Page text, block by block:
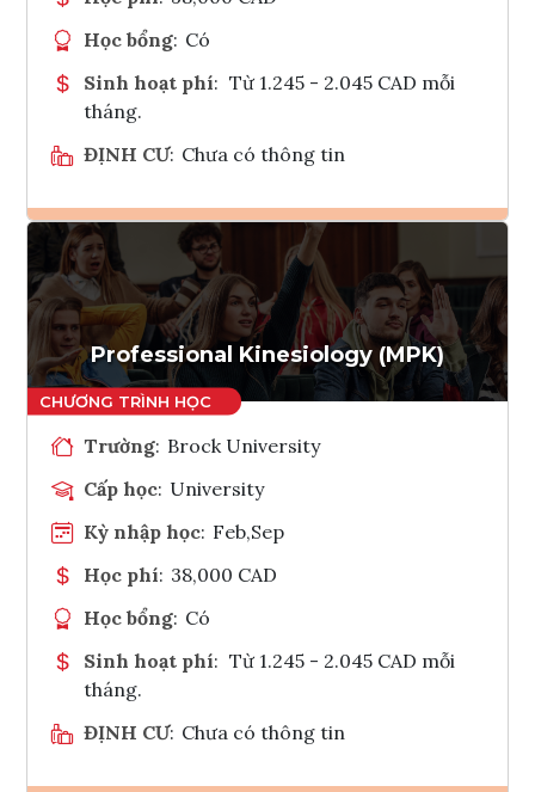
Học bổng: Có
Sinh hoạt phí: Từ 1.245 - 2.045 CAD mỗi
tháng.
ĐỊNH CƯ: Chưa có thông tin
Ghi danh
Tham vấn Interlink
Professional Kinesiology (MPK)
Trường: Brock University
Cấp học: University
Kỳ nhập học: Feb,Sep
Học phí: 38,000 CAD
Học bổng: Có
Sinh hoạt phí: Từ 1.245 - 2.045 CAD mỗi
tháng.
ĐỊNH CƯ: Chưa có thông tin